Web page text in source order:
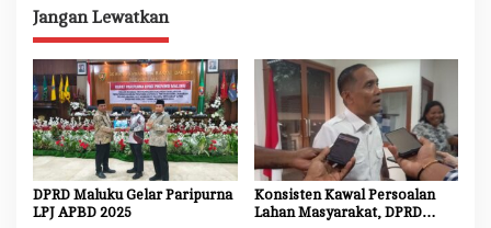
g
a
s
i
p
o
s
Jangan Lewatkan
DPRD Maluku Gelar Paripurna
LPJ APBD 2025
Konsisten Kawal Persoalan
Lahan Masyarakat, DPRD